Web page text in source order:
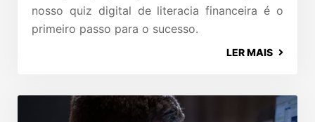
nosso quiz digital de literacia financeira é o
primeiro passo para o sucesso.
LER MAIS